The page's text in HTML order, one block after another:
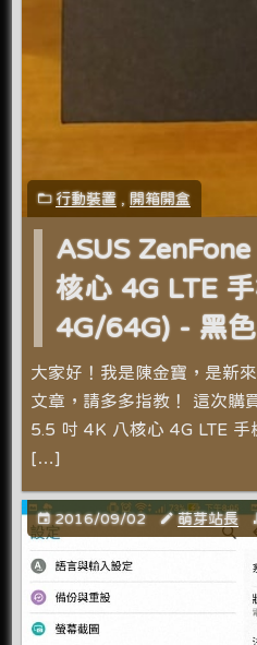
行動裝置 , 開箱開盒
ASUS
核心 4G LTE
4G/64G) - 黑色
大家好！我是陳金寶，是新
文章，請多多指教！ 這次購
5.5 吋 4K 八核心 4G LTE
[…]
2016/09/02 萌芽站長